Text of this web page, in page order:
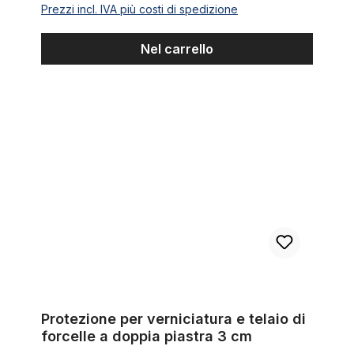
Prezzi incl. IVA più costi di spedizione
Nel carrello
Protezione per verniciatura e telaio di
forcelle a doppia piastra 3 cm